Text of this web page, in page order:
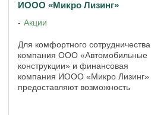
ИООО «Микро Лизинг»
Акции
Для комфортного сотрудничества
компания ООО «Автомобильные
конструкции» и финансовая
компания ИООО «Микро Лизинг»
предоставляют возможность